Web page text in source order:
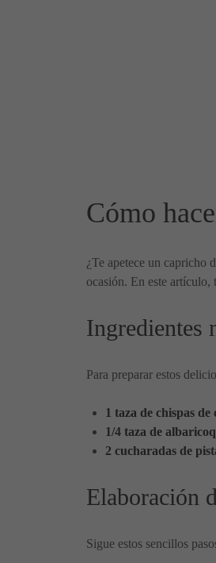
Cómo
¿Te apetece un capricho
ocasión. En este artículo,
Ingredientes
Para preparar estos
1 taza de chispas
1/4 taza de
2 cucharadas de
Elaboración
Sigue estos sencillos